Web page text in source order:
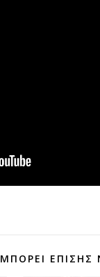
ΜΠΟΡΕΊ ΕΠΊΣΗΣ